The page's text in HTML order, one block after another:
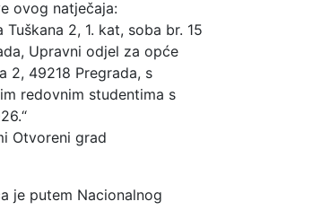
ovog natječaja:
2, 1. kat, soba br. 15
Upravni odjel za opće
2, 49218 Pregrada, s
redovnim studentima s
Otvoreni grad
je putem Nacionalnog